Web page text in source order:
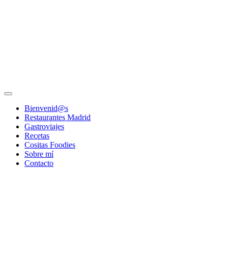
Bienvenid@s
Restaurantes Madrid
Gastroviajes
Recetas
Cositas Foodies
Sobre mí
Contacto